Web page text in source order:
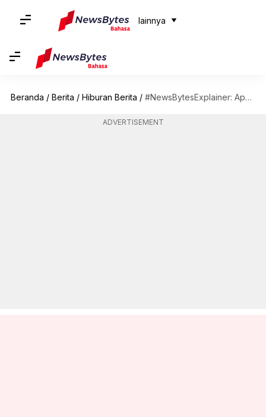
lainnya
Beranda / Berita / Hiburan Berita / #NewsBytesExplainer: Apa Itu Variety Show Korea; Bagaimana Acara Ini Menjadi Populer
ADVERTISEMENT